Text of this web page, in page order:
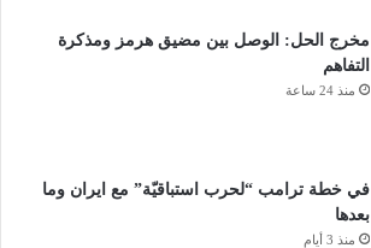
مخرج الحل: الوصل بين مضيق هرمز ومذكرة
التفاهم
منذ 24 ساعة
في خطة ترامب “لحرب استباقيّة” مع ايران وما
بعدها
منذ 3 أيام